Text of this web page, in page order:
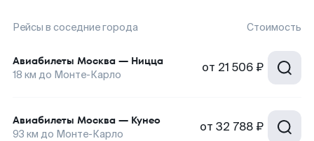
Рейсы в соседние города Стоимость
Авиабилеты Москва — Ницца
18 км до Монте-Карло от 21 506 ₽
Авиабилеты Москва — Кунео
93 км до Монте-Карло от 32 788 ₽